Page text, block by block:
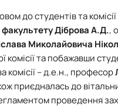
до студентів та
Діброва А.Д.,
Миколайовича
комісії та побажавши
комісії – д.е.н., професор
приєдналась до
проведення